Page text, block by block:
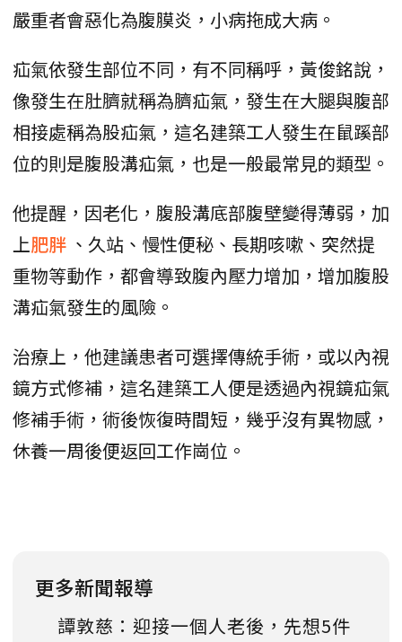
嚴重者會惡化為腹膜炎，小病拖成大病。
疝氣依發生部位不同，有不同稱呼，黃俊銘說，
像發生在肚臍就稱為臍疝氣，發生在大腿與腹部
相接處稱為股疝氣，這名建築工人發生在鼠蹊部
位的則是腹股溝疝氣，也是一般最常見的類型。
他提醒，因老化，腹股溝底部腹壁變得薄弱，加
上肥胖 、久站、慢性便秘、長期咳嗽、突然提
重物等動作，都會導致腹內壓力增加，增加腹股
溝疝氣發生的風險。
治療上，他建議患者可選擇傳統手術，或以內視
鏡方式修補，這名建築工人便是透過內視鏡疝氣
修補手術，術後恢復時間短，幾乎沒有異物感，
休養一周後便返回工作崗位。
更多新聞報導
譚敦慈：迎接一個人老後，先想5件